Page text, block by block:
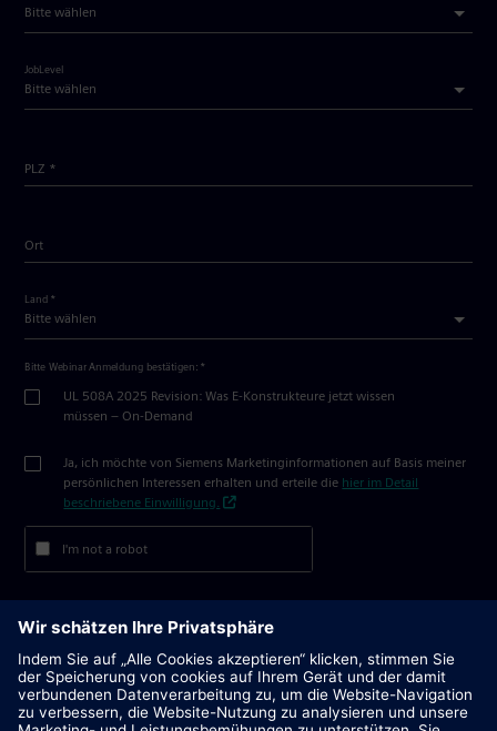
JobLevel
PLZ *
Ort
Land *
UL 508A 2025 Revision: Was E-Konstrukteure jetzt wissen
müssen – On-Demand
Bitte Webinar Anmeldung bestätigen: *
Ja, ich möchte von Siemens Marketinginformationen auf Basis meiner
persönlichen Interessen erhalten und erteile die hier im Detail
beschriebene Einwilligung.
I'm not a robot
Abschicken